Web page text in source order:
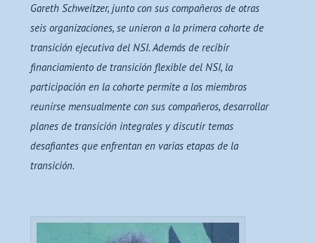
Gareth Schweitzer, junto con sus compañeros de otras
seis organizaciones, se unieron a la primera cohorte de
transición ejecutiva del NSI. Además de recibir
financiamiento de transición flexible del NSI, la
participación en la cohorte permite a los miembros
reunirse mensualmente con sus compañeros, desarrollar
planes de transición integrales y discutir temas
desafiantes que enfrentan en varias etapas de la
transición.